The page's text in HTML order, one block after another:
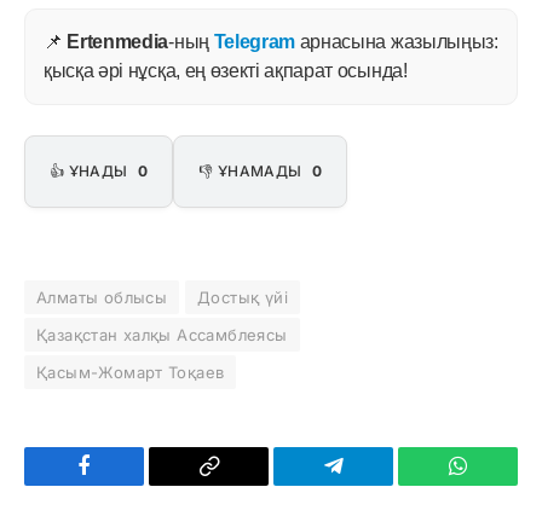
📌 Ertenmedia-ның Telegram арнасына жазылыңыз:
қысқа әрі нұсқа, ең өзекті ақпарат осында!
👍 ҰНАДЫ 0 👎 ҰНАМАДЫ 0
Алматы облысы
Достық үйі
Қазақстан халқы Ассамблеясы
Қасым-Жомарт Тоқаев
Facebook
Copy
Telegram